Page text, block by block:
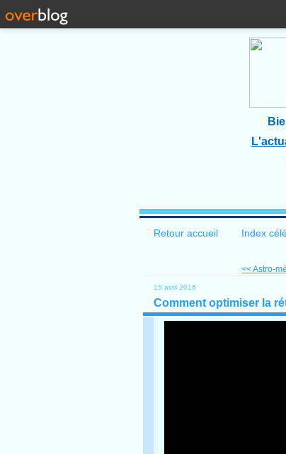
Retour accueil Index
<< Astro-
15 avril 2016
Comment optimiser la